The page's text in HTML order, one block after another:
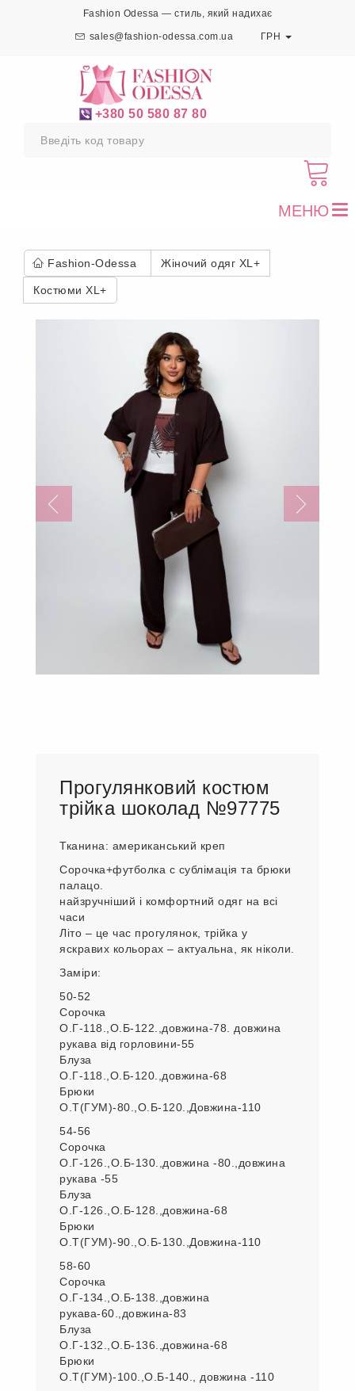
Fashion Odessa — стиль, який надихає
sales@fashion-odessa.com.ua ГРН
+380 50 580 87 80
МЕНЮ
Fashion-Odessa Жіночий одяг XL+
Костюми XL+
Прогулянковий костюм
трійка шоколад №97775
Тканина: американський креп
Сорочка+футболка с сублімація та брюки
палацо.
найзручніший і комфортний одяг на всі
часи
Літо – це час прогулянок, трійка у
яскравих кольорах – актуальна, як ніколи.
Заміри:
50-52
Сорочка
О.Г-118.,О.Б-122.,довжина-78. довжина
рукава від горловини-55
Блуза
О.Г-118.,О.Б-120.,довжина-68
Брюки
О.Т(ГУМ)-80.,О.Б-120.,Довжина-110
54-56
Сорочка
О.Г-126.,О.Б-130.,довжина -80.,довжина
рукава -55
Блуза
О.Г-126.,О.Б-128.,довжина-68
Брюки
О.Т(ГУМ)-90.,О.Б-130.,Довжина-110
58-60
Сорочка
О.Г-134.,О.Б-138.,довжина
рукава-60.,довжина-83
Блуза
О.Г-132.,О.Б-136.,довжина-68
Брюки
О.Т(ГУМ)-100.,О.Б-140., довжина -110